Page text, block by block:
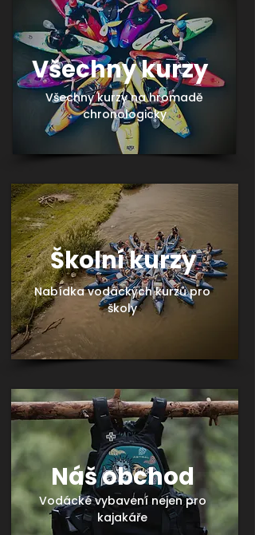
Všechny kurzy
Všechny kurzy na hromadě
chronologicky
Školní kurzy
Nabídka vodáckých kurzů pro
školy
Náš obchod
Vodácké vybavení nejen pro
kajakáře